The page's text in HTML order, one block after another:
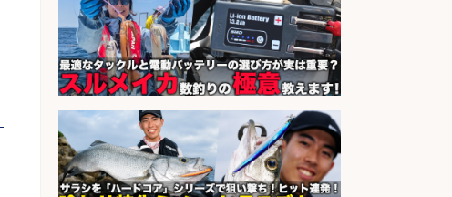
会社名 株式会社パソナ
sponsored by 求人ボックス
営業事務/「大津市」「時給1,300
円」小野駅から徒歩6分/釣り具メー
カーの物流事務・営業アシスタン
ト/土日祝休み×大型連休あり×残業
なし/滋賀県/大津市